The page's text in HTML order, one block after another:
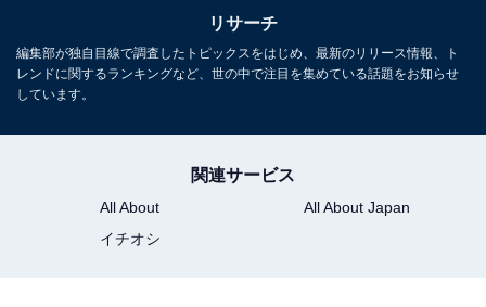
3位までの全ランキング結果を見
る
リサーチ
編集部が独自目線で調査したトピックスをはじめ、最新のリリース情報、ト
レンドに関するランキングなど、世の中で注目を集めている話題をお知らせ
しています。
関連サービス
All About
All About Japan
イチオシ